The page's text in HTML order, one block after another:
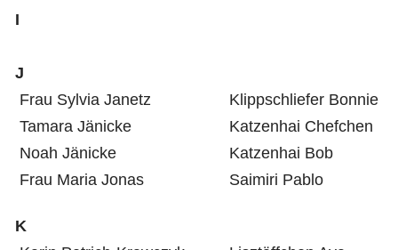
I
J
Frau Sylvia Janetz
Klippschliefer Bonnie
Tamara Jänicke
Katzenhai Chefchen
Noah Jänicke
Katzenhai Bob
Frau Maria Jonas
Saimiri Pablo
K